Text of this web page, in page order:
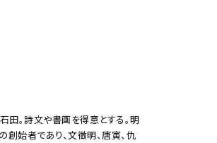
田。詩文や書画を得意とする。明
始者であり、文徵明、唐寅、仇